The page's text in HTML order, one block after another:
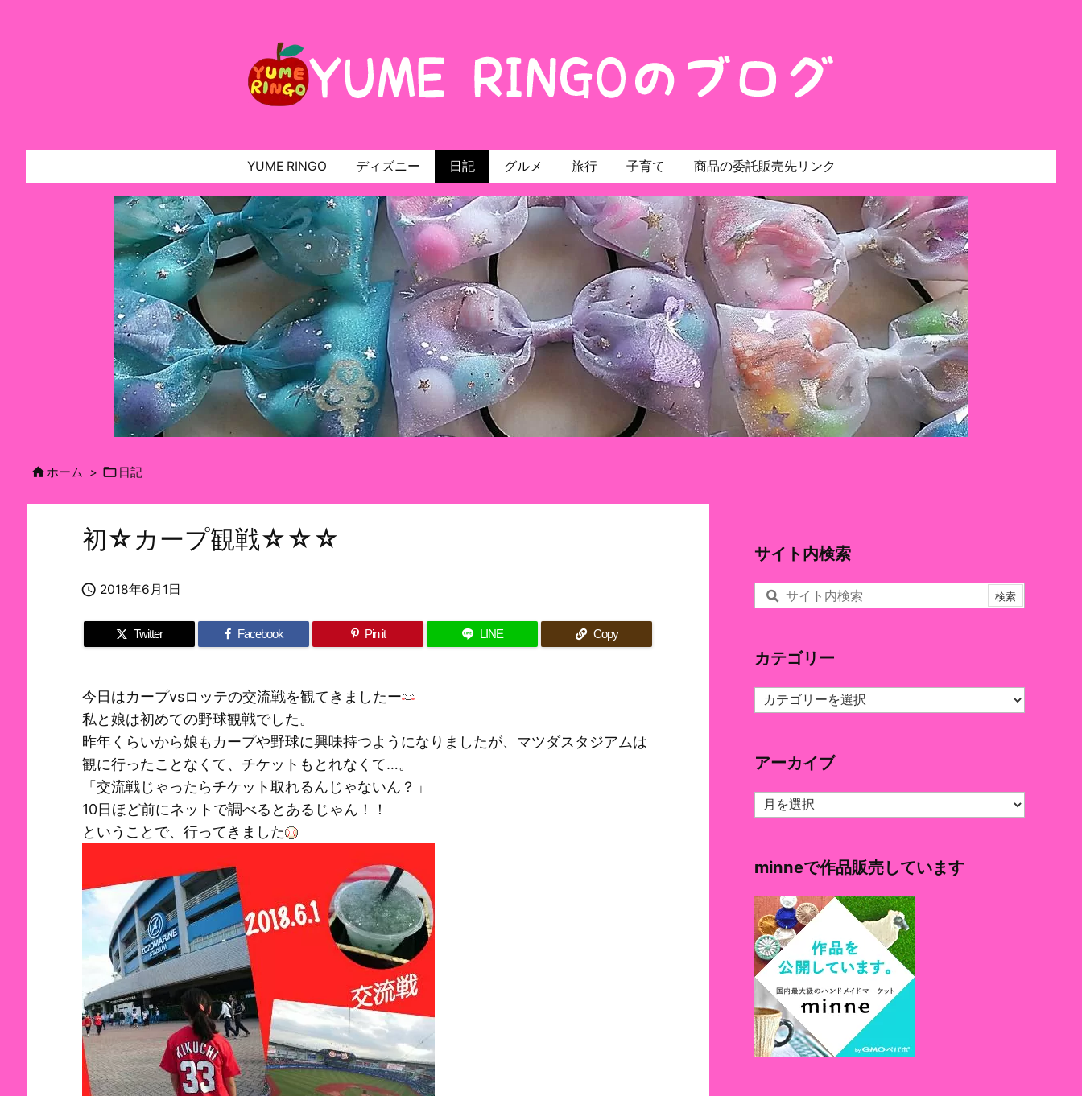
YUME RINGO ディズニー 日記 グルメ 旅行 子育て 商品の委託販売先リンク
ホーム >  日記
初☆カープ観戦☆☆☆
 2018年6月1日
Twitter Facebook Pin it LINE Copy
今日はカープvsロッテの交流戦を観てきましたー
私と娘は初めての野球観戦でした。
昨年くらいから娘もカープや野球に興味持つようになりましたが、マツダスタジアムは
観に行ったことなくて、チケットもとれなくて…。
「交流戦じゃったらチケット取れるんじゃないん？」
10日ほど前にネットで調べるとあるじゃん！！
ということで、行ってきました
サイト内検索
カテゴリー
カ
テ
ー
アーカイブ
ア
ー
ブ
minneで作品販売しています